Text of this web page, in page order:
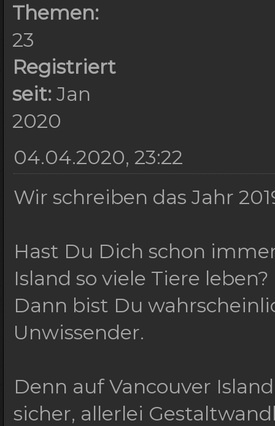
Themen:
23
Registriert
seit: Jan
2020
04.04.2020, 23:22
Wir schreiben das Jahr
Hast Du Dich schon
Island so viele Tiere leben?
Dann bist Du
Unwissender.
Denn auf Vancouver
sicher, allerlei